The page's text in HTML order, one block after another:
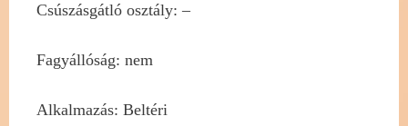
Csúszásgátló osztály: –
Fagyállóság: nem
Alkalmazás: Beltéri